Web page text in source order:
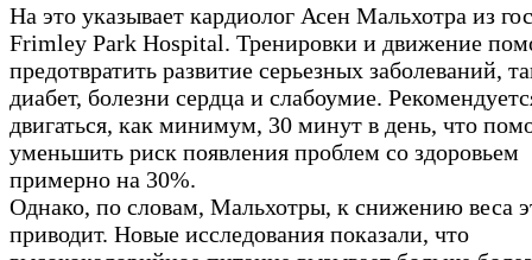
На это указывает кардиолог Асен Мальхотра из
Frimley Park Hospital. Тренировки и движение
предотвратить развитие серьезных заболеваний,
диабет, болезни сердца и слабоумие.
двигаться, как минимум, 30 минут в день, что
уменьшить риск появления проблем со здоровьем
примерно на 30%.
Однако, по словам, Мальхотры, к снижению веса
приводит. Новые исследования показали, что